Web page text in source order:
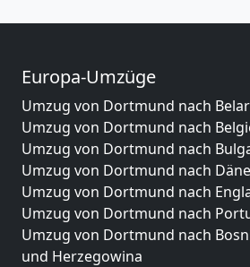
Europa-Umzüge
Umzug von Dortmund nach
Umzug von Dortmund nach
Umzug von Dortmund nach
Umzug von Dortmund nach
Umzug von Dortmund nach
Umzug von Dortmund nach
Umzug von Dortmund nach
und Herzegowina